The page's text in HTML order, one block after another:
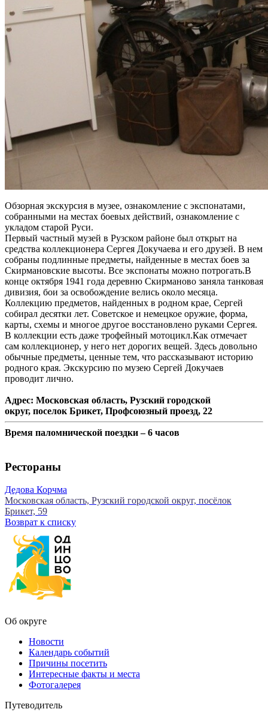
Обзорная экскурсия в музее, ознакомление с экспонатами,
собранными на местах боевых действий, ознакомление с
укладом старой Руси.
Первый частный музей в Рузском районе был открыт на
средства коллекционера Сергея Докучаева и его друзей. В нем
собраны подлинные предметы, найденные в местах боев за
Скирмановские высоты. Все экспонаты можно потрогать.В
конце октября 1941 года деревню Скирманово заняла танковая
дивизия, бои за освобождение велись около месяца.
Коллекцию предметов, найденных в родном крае, Сергей
собирал десятки лет. Советское и немецкое оружие, форма,
карты, схемы и многое другое восстановлено руками Сергея.
В коллекции есть даже трофейный мотоцикл.Как отмечает
сам коллекционер, у него нет дорогих вещей. Здесь довольно
обычные предметы, ценные тем, что рассказывают историю
родного края. Экскурсию по музею Сергей Докучаев
проводит лично.
Адрес: Московская область, Рузский городской
округ, поселок Брикет, Профсоюзный проезд, 22
Время паломнической поездки – 6 часов
Рестораны
Дедова Корчма
Московская область, Рузский городской округ, посёлок
Брикет, 59
Возврат к списку
Об округе
Новости
Календарь событий
Причины посетить
Интересные факты и места
Фотогалерея
Путеводитель